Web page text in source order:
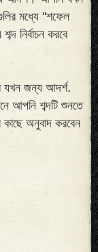
মধ্যে "শফেল
নির্বাচন করবে
যখন জন্য আদর্শ.
আপনি শব্দটি শুনতে
অনুবাদ করবেন